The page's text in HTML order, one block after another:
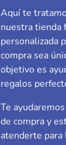
Aquí te
nuestra tienda
personalizada
compra sea
objetivo es
regalos
Te
de compra y
atenderte para